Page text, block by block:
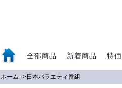
全部商品 新着商品 特
ホーム-->日本バラエティ番組